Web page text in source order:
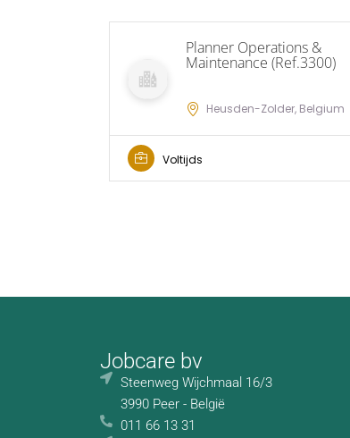
Planner Operations &
Maintenance (Ref.3300)
Heusden-Zolder, Belgium
Voltijds
Jobcare bv
Steenweg Wijchmaal 16/3
3990 Peer - België
011 66 13 31